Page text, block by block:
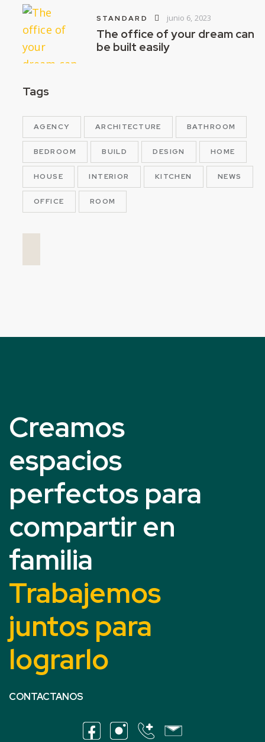
STANDARD junio 6, 2023
The office of your dream can
be built easily
Tags
AGENCY ARCHITECTURE BATHROOM
BEDROOM BUILD DESIGN HOME
HOUSE INTERIOR KITCHEN NEWS
OFFICE ROOM
Creamos
espacios
perfectos para
compartir en
familia
Trabajemos
juntos para
lograrlo
CONTACTANOS